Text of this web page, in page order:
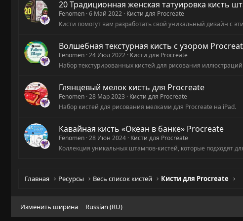
20 Традиционная женская татуировка кисть
Fenomen 6 Май 2022 Кисти для Procreate
Кисти помогут вам разработать свой уникальный дизайн с
Волшебная текстурная кисть с узором
Fenomen 24 Июл 2022 Кисти для Procreate
Набор текстурированных кистей для рисования
Глянцевый мелок кисть для Procreate
Fenomen 28 Мар 2023
Кисти для Procreate
Набор кистей для рисования мелками для Procreate на iPad.
Кавайная кисть «Океан в банке» Procreate
Fenomen 28 Июн 2024 Кисти для Procreate
Коллекция уникальных штампов-кистей, которые подходят
Главная Ресурсы Весь список кистей Кисти для Procreate
Изменить ширина Russian (RU)